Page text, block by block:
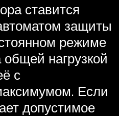
ставится
защиты
режиме
нагрузкой
с
Если
допустимое